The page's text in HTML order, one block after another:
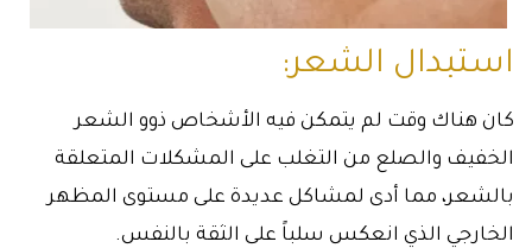
استبدال الشعر:
كان هناك وقت لم يتمكن فيه الأشخاص ذوو الشعر
الخفيف والصلع من التغلب على المشكلات المتعلقة
بالشعر، مما أدى لمشاكل عديدة على مستوى المظهر
الخارجي الذي انعكس سلباً على الثقة بالنفس.